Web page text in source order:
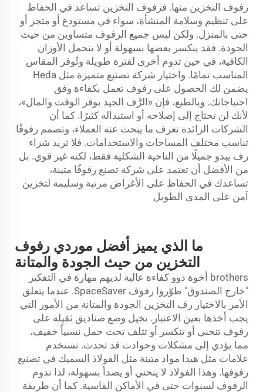
رفوف التخزين منها. فرفوف التخزين تساعد في الحفاظ
على تنظيم وسلامة المنشأة، سواء في مستودع أو متجر أو
حتى بالمنزل. ولكن ليس جميع الرفوف متساوين من حيث
الجودة. فقد ينكسر بعضها بسهولة أو لا يتحمل الأوزان
الكافية، في حين تدوم أخرى لفترة طويلة وتُوفر المقاس
المناسب تمامًا. واختيار شركة تصنيع متميزة مثل Heda
يضمن لك الحصول على رفوف تعمل بكفاءة وفق
احتياجاتك. وبالطبع، فإن «الرَّف الجيد يوفر الوقت والمال»،
لأنك لن تحتاج إلى إصلاحه أو استبداله كثيرًا. كما أن
الشركات الرائدة تعرف ما يبحث عنه العملاء، وتصمم رفوفًا
تناسب مختلف المساحات والاستخدامات. فلا تريد شراء
رف يبدو جميلًا من الناحية الشكلية فقط، لكنه غير قوي. بل
من الأفضل أن تعتمد على شركة تصنع رفوفًا متينة،
تساعدك في الحفاظ على الأغراض مرتبة وسليمة لتخزين
آمن على المدى الطويل
ما الذي يميز أفضل موردي رفوف
التخزين من حيث الجودة والمتانة
brothers أخوة ذوو كفاءة عالية لديهم مهارة في التفكير
"خارج الصندوق" طوّروا رفوف SpaceSaver. عندما يتعلق
الأمر بالاختيار رف التخزين الجودة والمتانة من الأمور التي
يجب أخذها بعين الاعتبار. تخيل وضع صناديق ثقيلة على
رفوف تنحني أو تنكسر أو تتلف تحت حمل نسبياً خفيف،
مما يؤدي إلى مشكلات وحوادث قد تحدث. تستخدم
علامات مثل هيدا مواد متينة مثل الفولاذ السميك في تصنيع
رفوفها. وهذا الفولاذ لا ينحني أو يصدأ بسهولة، لذا تدوم
الرفوف لسنوات حتى في الأماكن القاسية. كما أن طريقة